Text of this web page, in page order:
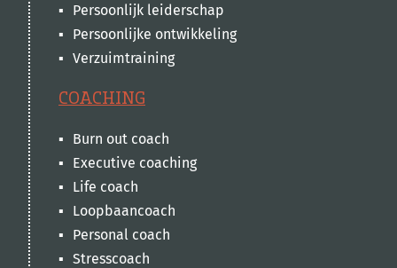
Persoonlijk leiderschap
Persoonlijke ontwikkeling
Verzuimtraining
COACHING
Burn out coach
Executive coaching
Life coach
Loopbaancoach
Personal coach
Stresscoach